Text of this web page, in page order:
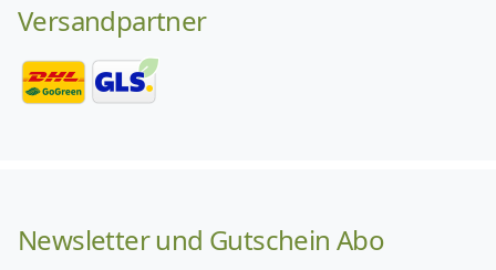
Versandpartner
Newsletter und Gutschein Abo